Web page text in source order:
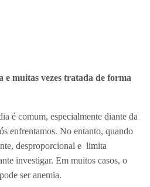
e muitas vezes tratada de forma
é comum, especialmente diante da
enfrentamos. No entanto, quando
desproporcional e limita
investigar. Em muitos casos, o
ser anemia.